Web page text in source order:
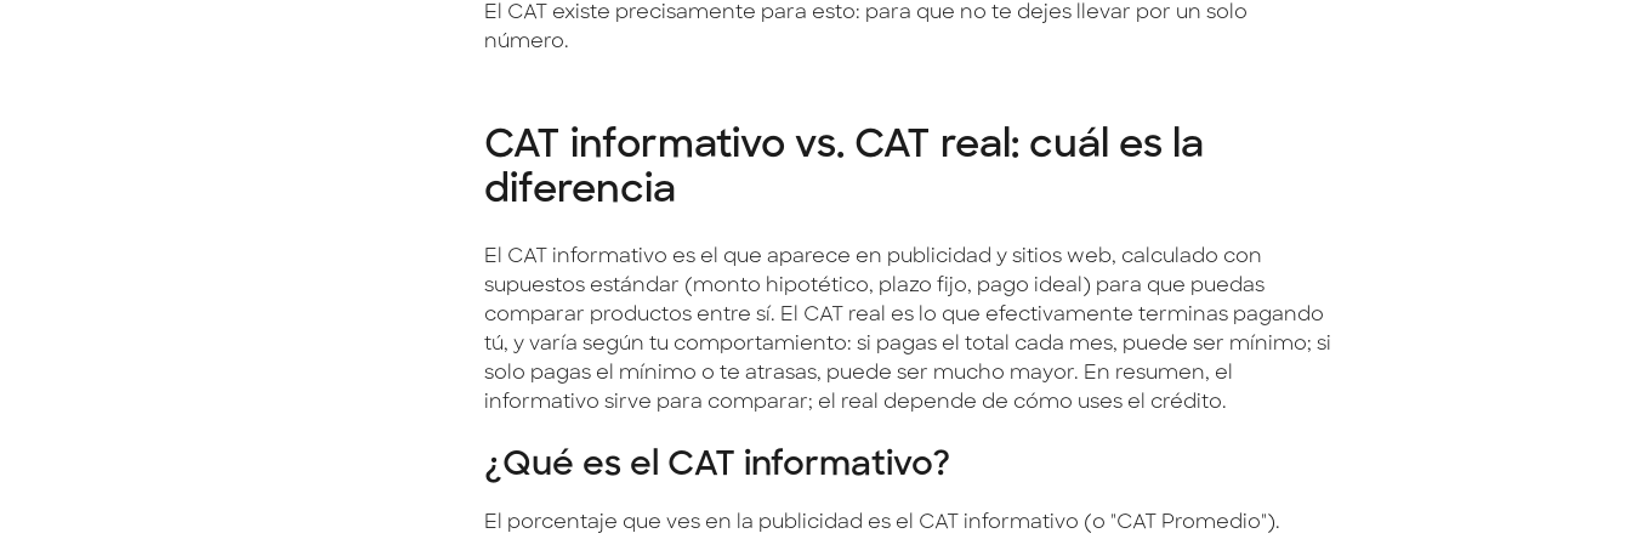
El CAT existe precisamente para esto: para que no te dejes llevar por un solo
número.
CAT informativo vs. CAT real: cuál es la
diferencia
El CAT informativo es el que aparece en publicidad y sitios web, calculado con
supuestos estándar (monto hipotético, plazo fijo, pago ideal) para que puedas
comparar productos entre sí. El CAT real es lo que efectivamente terminas pagando
tú, y varía según tu comportamiento: si pagas el total cada mes, puede ser mínimo; si
solo pagas el mínimo o te atrasas, puede ser mucho mayor. En resumen, el
informativo sirve para comparar; el real depende de cómo uses el crédito.
¿Qué es el CAT informativo?
El porcentaje que ves en la publicidad es el CAT informativo (o "CAT Promedio").